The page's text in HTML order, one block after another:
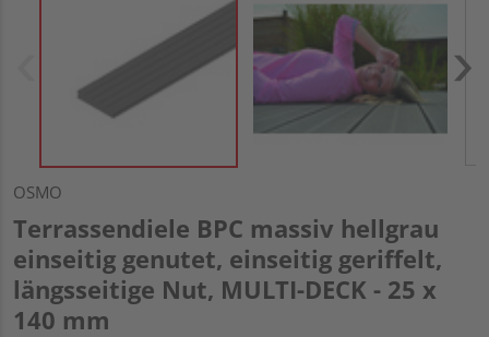
OSMO
Terrassendiele BPC massiv hellgrau
einseitig genutet, einseitig geriffelt,
längsseitige Nut, MULTI-DECK - 25 x
140 mm